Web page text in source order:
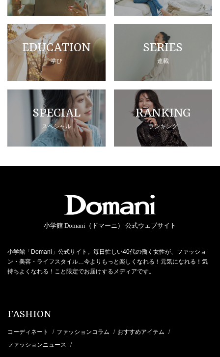
EDUCATION
学び
SERIES
連載
SPECIAL
スペシャル
RANKING
ランキング
小学館 Domani（ドマーニ） 公式ウェブサイト
小学館「Domani」公式サイト。毎日忙しい40代の働く女性が、ファッショ
ン・美容・ライフスタイル…今よりもっと楽しくなれる！元気になれる！気
持ちよくなれる！こと限定でお届けするメディアです。
FASHION
コーディネート / ファッションコラム / おすすめアイテム /
ファッションニュース /